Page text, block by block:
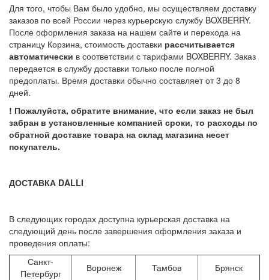
Для того, чтобы Вам было удобно, мы осуществляем доставку
заказов по всей России через курьерскую службу BOXBERRY.
После оформления заказа на нашем сайте и перехода на
страницу Корзина, стоимость доставки рассчитывается
автоматически в соответствии с тарифами BOXBERRY. Заказ
передается в службу доставки только после полной
предоплаты. Время доставки обычно составляет от 3 до 8
дней.
! Пожалуйста, обратите внимание, что если заказ не был
забран в установленные компанией сроки, то расходы по
обратной доставке товара на склад магазина несет
покупатель.
ДОСТАВКА DALLI
В следующих городах доступна курьерская доставка на
следующий день после завершения оформления заказа и
проведения оплаты:
Санкт-
Петербург
Воронеж Тамбов Брянск